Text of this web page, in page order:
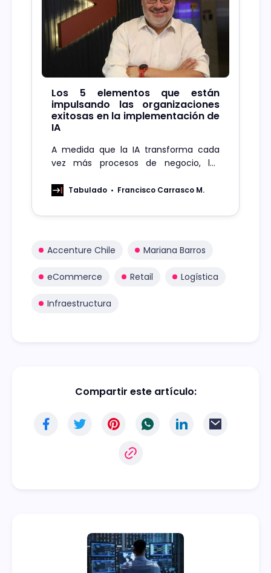
Los 5 elementos que están
impulsando las organizaciones
exitosas en la implementación de
IA
A medida que la IA transforma cada
vez más procesos de negocio, las
la IA responsable a escala para
juicio humano significativo allí donde
Tabulado Francisco Carrasco M.
Accenture Chile Mariana Barros
eCommerce Retail Logística
Infraestructura
Compartir este artículo: